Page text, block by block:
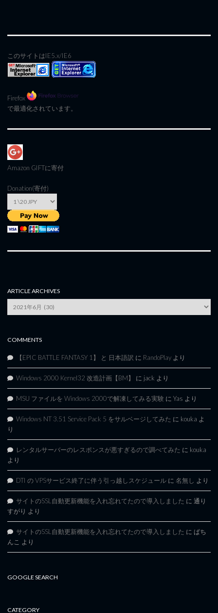
このサイトはIE5.x/IE6
Firefox
で最適化されています。
Amazon GIFTに寄付
Donation(寄付)
ARTICLE ARCHIVES
Archives
COMMENTS
【EPIC BATTLE FANTASY 1】 と 日本語訳 に RandoPlay より
Windows 2000 Kernel32 改造計画【BM】 に jack より
MSU ファイルを Windows 2000で解凍してみる実験 に Yas より
Windows NT 3.51 Service Pack 5 をサルベージしてみた に kouka よ
り
レンタルサーバーのレスポンスが悪すぎるので調べてみた に kouka
より
DTI の VPSサービス終了に伴う引っ越しスケジュール に 名無し より
サイトのSSL自動更新機能を入れ忘れてたので導入しました に 通り
すがり より
サイトのSSL自動更新機能を入れ忘れてたので導入しました に ぱち
んこ より
GOOGLE SEARCH
CATEGORY